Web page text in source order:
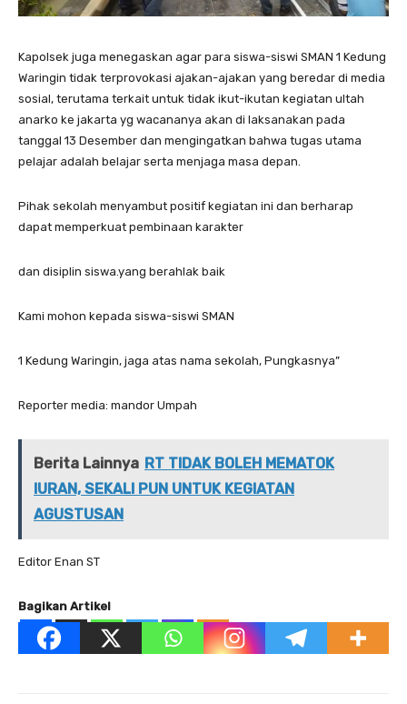
Kapolsek juga menegaskan agar para siswa-siswi SMAN 1 Kedung
Waringin tidak terprovokasi ajakan-ajakan yang beredar di media
sosial, terutama terkait untuk tidak ikut-ikutan kegiatan ultah
anarko ke jakarta yg wacananya akan di laksanakan pada
tanggal 13 Desember dan mengingatkan bahwa tugas utama
pelajar adalah belajar serta menjaga masa depan.
Pihak sekolah menyambut positif kegiatan ini dan berharap
dapat memperkuat pembinaan karakter
dan disiplin siswa.yang berahlak baik
Kami mohon kepada siswa-siswi SMAN
1 Kedung Waringin, jaga atas nama sekolah, Pungkasnya”
Reporter media: mandor Umpah
Berita Lainnya RT TIDAK BOLEH MEMATOK
IURAN, SEKALI PUN UNTUK KEGIATAN
AGUSTUSAN
Editor Enan ST
Bagikan Artikel